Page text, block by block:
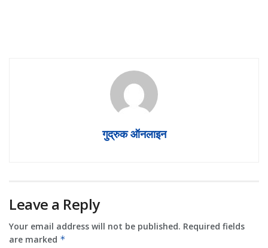
गुद्रुक ऑनलाइन
Leave a Reply
Your email address will not be published. Required fields
are marked *